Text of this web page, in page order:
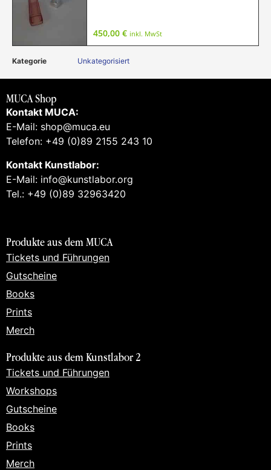
450,00 € inkl. MwSt
Kategorie Unkategorisiert
MUCA Shop
Kontakt MUCA:
E-Mail: shop@muca.eu
Telefon: +49 (0)89 2155 243 10
Kontakt Kunstlabor:
E-Mail: info@kunstlabor.org
Tel.: +49 (0)89 32963420
Produkte aus dem MUCA
Tickets und Führungen
Gutscheine
Books
Prints
Merch
Produkte aus dem Kunstlabor 2
Tickets und Führungen
Workshops
Gutscheine
Books
Prints
Merch